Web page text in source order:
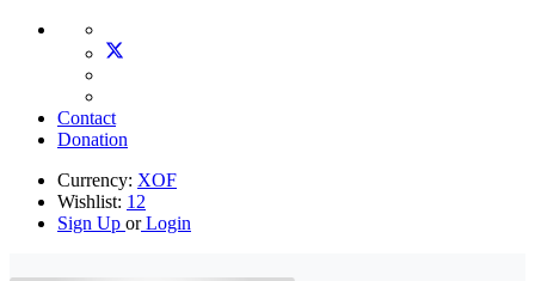
Contact
Donation
Currency: XOF
Wishlist: 12
Sign Up orLogin